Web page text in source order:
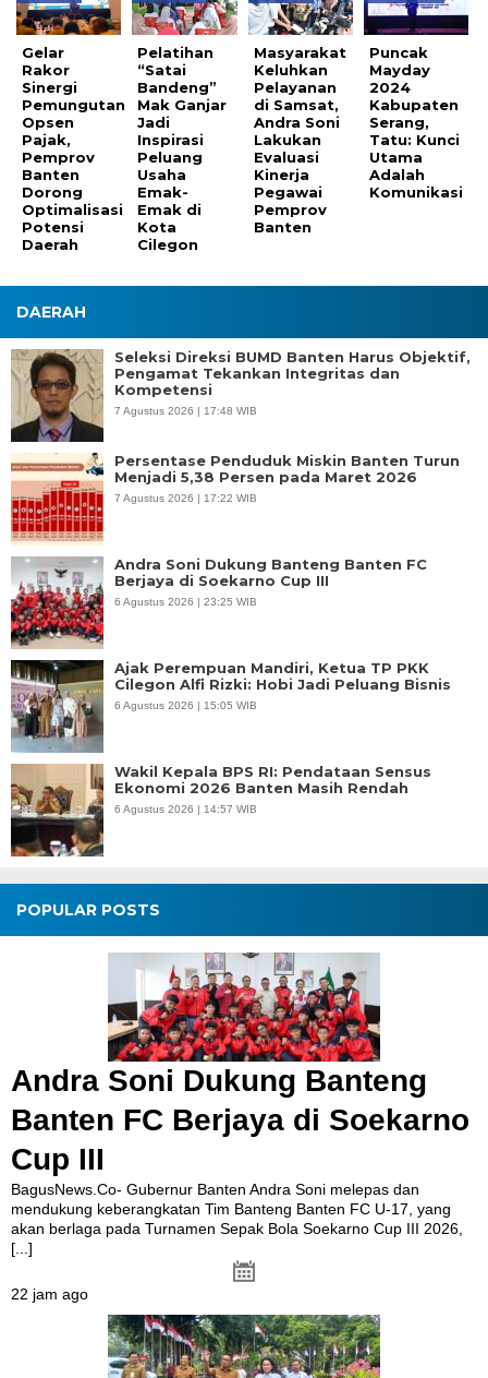
Gelar
Rakor
Sinergi
Pemungutan
Opsen
Pajak,
Pemprov
Banten
Dorong
Optimalisasi
Potensi
Daerah
Pelatihan
“Satai
Bandeng”
Mak Ganjar
Jadi
Inspirasi
Peluang
Usaha
Emak-
Emak di
Kota
Cilegon
Masyarakat
Keluhkan
Pelayanan
di Samsat,
Andra Soni
Lakukan
Evaluasi
Kinerja
Pegawai
Pemprov
Banten
Puncak
Mayday
2024
Kabupaten
Serang,
Tatu: Kunci
Utama
Adalah
Komunikasi
DAERAH
Seleksi Direksi BUMD Banten Harus Objektif,
Pengamat Tekankan Integritas dan
Kompetensi
7 Agustus 2026 | 17:48 WIB
Persentase Penduduk Miskin Banten Turun
Menjadi 5,38 Persen pada Maret 2026
7 Agustus 2026 | 17:22 WIB
Andra Soni Dukung Banteng Banten FC
Berjaya di Soekarno Cup III
6 Agustus 2026 | 23:25 WIB
Ajak Perempuan Mandiri, Ketua TP PKK
Cilegon Alfi Rizki: Hobi Jadi Peluang Bisnis
6 Agustus 2026 | 15:05 WIB
Wakil Kepala BPS RI: Pendataan Sensus
Ekonomi 2026 Banten Masih Rendah
6 Agustus 2026 | 14:57 WIB
POPULAR POSTS
Andra Soni Dukung Banteng
Banten FC Berjaya di Soekarno
Cup III
BagusNews.Co- Gubernur Banten Andra Soni melepas dan
mendukung keberangkatan Tim Banteng Banten FC U-17, yang
akan berlaga pada Turnamen Sepak Bola Soekarno Cup III 2026,
[...]
22 jam ago